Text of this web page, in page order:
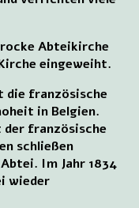
Abteikirche
eingeweiht.
die französische
in Belgien.
der französische
schließen
Im Jahr 1834
wieder